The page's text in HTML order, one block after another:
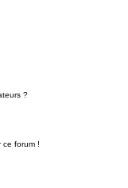
?
ce forum !